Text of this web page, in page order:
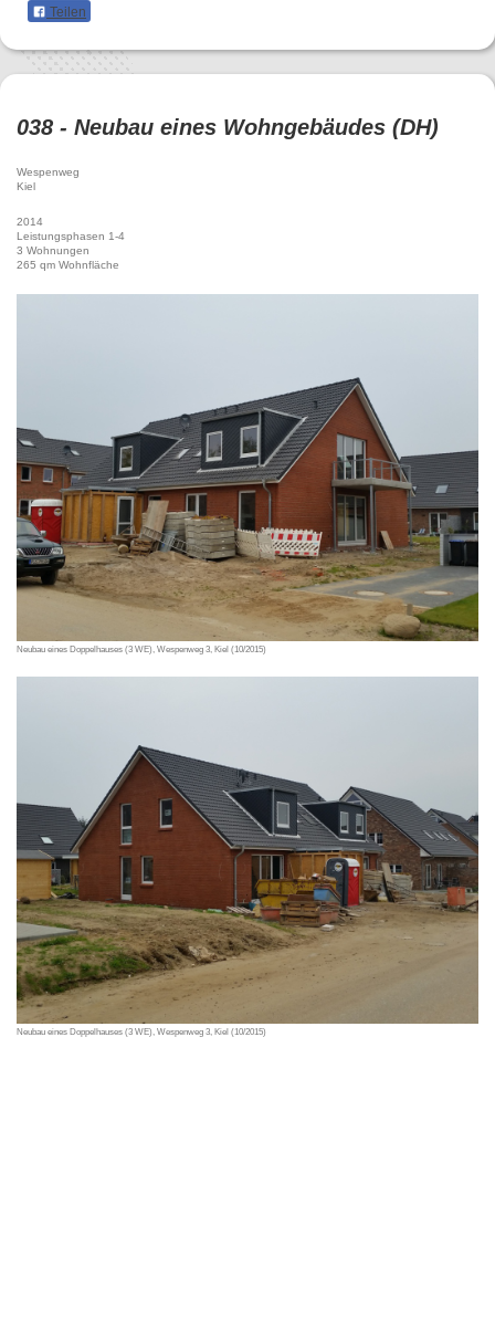
Teilen
038 - Neubau eines Wohngebäudes (DH)
Wespenweg
Kiel
2014
Leistungsphasen 1-4
3 Wohnungen
265 qm Wohnfläche
Neubau eines Doppelhauses (3 WE), Wespenweg 3, Kiel (10/2015)
Neubau eines Doppelhauses (3 WE), Wespenweg 3, Kiel (10/2015)